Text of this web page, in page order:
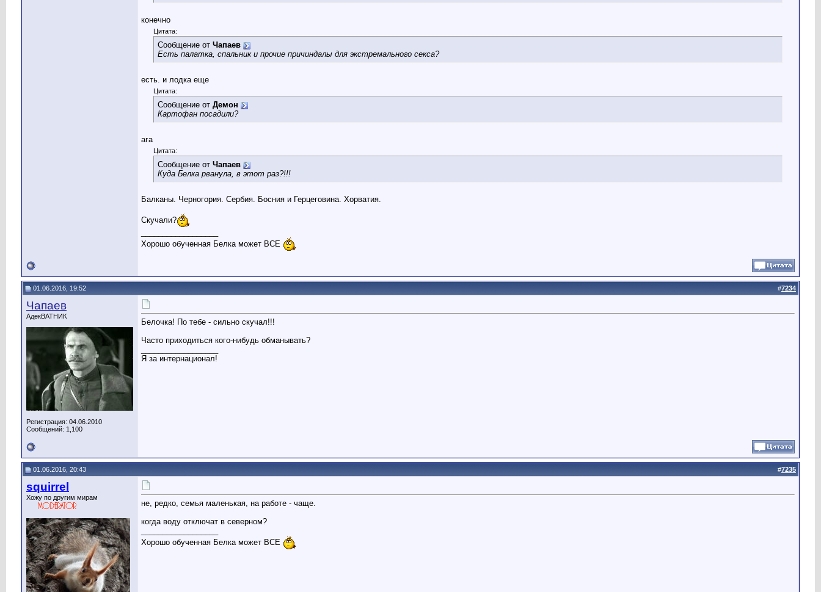
конечно
Цитата:
Сообщение от Чапаев
Есть палатка, спальник и прочие причиндалы для экстремального секса?
есть. и лодка еще
Цитата:
Сообщение от Демон
Картофан посадили?
ага
Цитата:
Сообщение от Чапаев
Куда Белка рванула, в этот раз?!!!
Балканы. Черногория. Сербия. Босния и Герцеговина. Хорватия.
Скучали?
Хорошо обученная Белка может ВСЕ
01.06.2016, 19:52 #7234
Чапаев
АдекВАТНИК
Регистрация: 04.06.2010
Сообщений: 1,100
Белочка! По тебе - сильно скучал!!!
Часто приходиться кого-нибудь обманывать?
Я за интернационал!
01.06.2016, 20:43 #7235
squirrel
Хожу по другим мирам
не, редко, семья маленькая, на работе - чаще.
когда воду отключат в северном?
Хорошо обученная Белка может ВСЕ